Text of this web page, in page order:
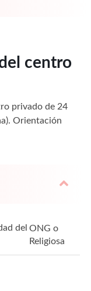
centro
privado de 24
Orientación
del ONG o
Religiosa